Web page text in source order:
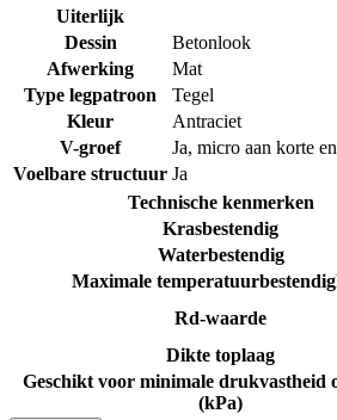
Uiterlijk
Dessin
Betonlook
Afwerking
Mat
Type legpatroon
Tegel
Kleur
Antraciet
V-groef
Ja, micro aan korte
Voelbare structuur Ja
Technische kenmerken
Krasbestendig
Waterbestendig
Maximale
Rd-waarde
Dikte toplaag
Geschikt voor minimale drukvastheid
(kPa)